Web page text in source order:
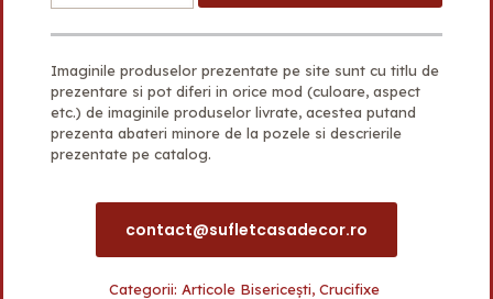
Imaginile produselor prezentate pe site sunt cu titlu de
prezentare si pot diferi in orice mod (culoare, aspect
etc.) de imaginile produselor livrate, acestea putand
prezenta abateri minore de la pozele si descrierile
prezentate pe catalog.
contact@sufletcasadecor.ro
Categorii: Articole Bisericești, Crucifixe